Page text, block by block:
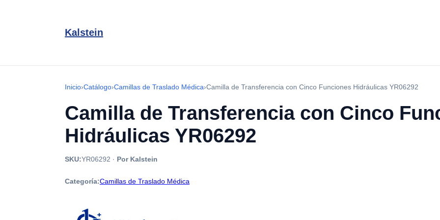
Kalstein
Inicio›Catálogo›Camillas de Traslado Médica›Camilla de Transferencia con Cinco Funciones Hidráulicas YR06292
Camilla de Transferencia con Cinco
Hidráulicas YR06292
SKU:YR06292 · Por Kalstein
Categoría:Camillas de Traslado Médica